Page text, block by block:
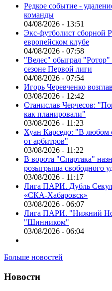
Редкое событие -
команды
04/08/2026 - 13:51
Экс-футболист сборной
европейском клубе
04/08/2026 - 07:58
"Велес" обыграл "Ротор"
сезоне Первой лиги
04/08/2026 - 07:54
Игорь Черевченко
03/08/2026 - 12:42
Станислав Черчесов:
как планировали"
03/08/2026 - 11:23
Хуан Карседо: "В любом
от арбитров"
03/08/2026 - 11:22
В ворота "Спартака"
розыгрыша свободного
03/08/2026 - 11:17
Лига ПАРИ. Дубль
«СКА-Хабаровск»
03/08/2026 - 06:07
Лига ПАРИ. "Нижний
"Шинником"
03/08/2026 - 06:04
Больше новостей
Новости